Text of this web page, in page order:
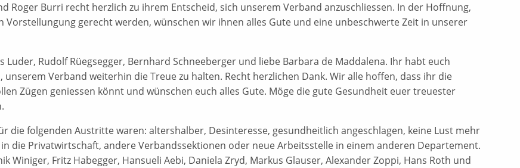
Roger Burri recht herzlich zu ihrem Entscheid, sich unserem Verband anzuschliessen. In der Hoffnung,
Vorstellungung gerecht werden, wünschen wir ihnen alles Gute und eine unbeschwerte Zeit in unserer
Luder, Rudolf Rüegsegger, Bernhard Schneeberger und liebe Barbara de Maddalena. Ihr habt euch
unserem Verband weiterhin die Treue zu halten. Recht herzlichen Dank. Wir alle hoffen, dass ihr die
Zügen geniessen könnt und wünschen euch alles Gute. Möge die gute Gesundheit euer treuester
die folgenden Austritte waren: altershalber, Desinteresse, gesundheitlich angeschlagen, keine Lust mehr
die Privatwirtschaft, andere Verbandssektionen oder neue Arbeitsstelle in einem anderen Departement.
Winiger, Fritz Habegger, Hansueli Aebi, Daniela Zryd, Markus Glauser, Alexander Zoppi, Hans Roth und